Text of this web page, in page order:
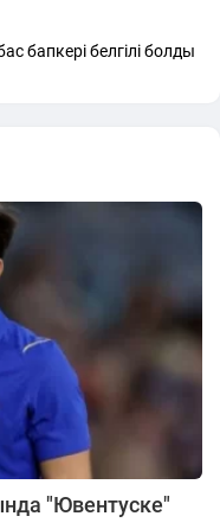
бапкері белгілі болды
"Ювентуске"